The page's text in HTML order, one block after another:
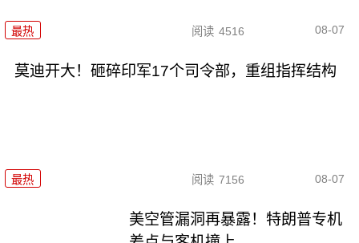
最热 阅读 4516 08-07
莫迪开大！砸碎印军17个司令部，重组指挥结构
最热 阅读 7156 08-07
美空管漏洞再暴露！特朗普专机